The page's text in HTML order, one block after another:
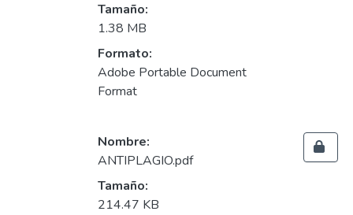
Tamaño:
1.38 MB
Formato:
Adobe Portable Document
Format
Nombre:
ANTIPLAGIO.pdf
Tamaño:
214.47 KB